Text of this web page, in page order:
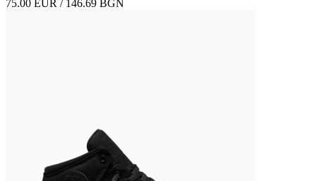
75.00 EUR / 146.69 BGN